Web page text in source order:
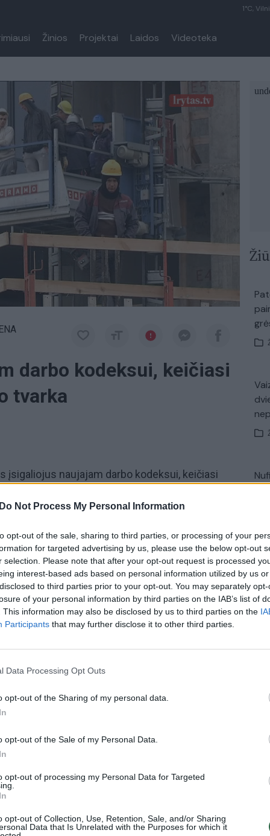
Do Not Process My Personal Information
opt-out of the sale, sharing to third parties, or processing of your
for targeted advertising by us, please use the below opt-out
selection. Please note that after your opt-out request is processed
interest-based ads based on personal information utilized by us
to third parties prior to your opt-out. You may separately
of your personal information by third parties on the IAB’s list of
This information may also be disclosed by us to third parties on the
Participants that may further disclose it to other third parties.
Data Processing Opt Outs
opt-out of the Sharing of my personal data.
opt-out of the Sale of my Personal Data.
opt-out of processing my Personal Data for Targeted
opt-out of Collection, Use, Retention, Sale, and/or Sharing
Data that Is Unrelated with the Purposes for which it
1°C,
Žinios Projektai Laidos Videoteka
darbo kodeksui, keičiasi
tvarka
įsigaliojus naujajam darbo kodeksui, keičiasi
tvarka. Darbdavys nuo šiol
paskutinę darbo dieną prieš kasmetinių
bus skaičiuojamas naujai.
pakeitimai Darbas Sauganti Lietuva
Visi įrašai
K. Prunskienės brolis prisiminė jaudinančią
mūsų pagerbimo ženklas“
festivalio Vilniuje: atskleidė populiariausią